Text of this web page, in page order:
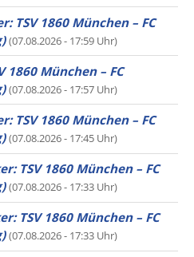
TSV 1860 München – FC
(07.08.2026 - 17:59 Uhr)
1860 München – FC
(07.08.2026 - 17:57 Uhr)
TSV 1860 München – FC
(07.08.2026 - 17:45 Uhr)
TSV 1860 München – FC
(07.08.2026 - 17:33 Uhr)
TSV 1860 München – FC
(07.08.2026 - 17:33 Uhr)